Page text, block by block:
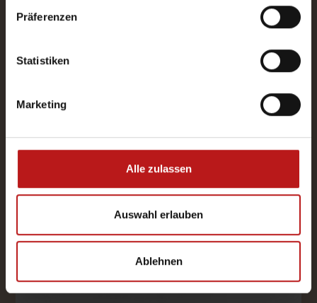
Präferenzen
Statistiken
Marketing
Alle zulassen
Auswahl erlauben
Ablehnen